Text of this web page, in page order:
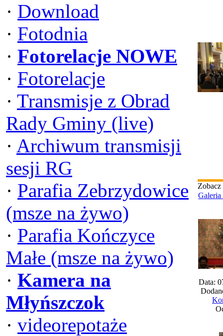
· Download
· Fotodnia
· Fotorelacje NOWE
· Fotorelacje
· Transmisje z Obrad
Rady Gminy (live)
· Archiwum transmisji
sesji RG
· Parafia Zebrzydowice
(msze na żywo)
· Parafia Kończyce
Małe (msze na żywo)
· Kamera na
Młyńszczok
· videorepotaże
Zobacz
Galeria
Data: